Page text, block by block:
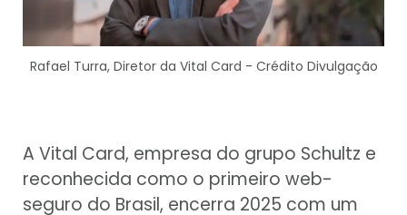
Rafael Turra, Diretor da Vital Card - Crédito Divulgação
A Vital Card, empresa do grupo Schultz e
reconhecida como o primeiro web-
seguro do Brasil, encerra 2025 com um